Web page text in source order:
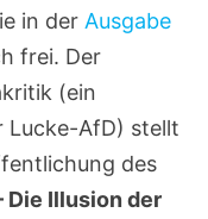
in der Ausgabe
frei. Der
(ein
Lucke-AfD) stellt
des
Die Illusion der